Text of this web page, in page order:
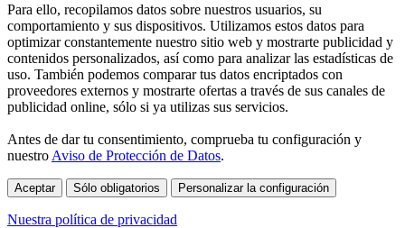
Para ello, recopilamos datos sobre nuestros usuarios, su
comportamiento y sus dispositivos. Utilizamos estos datos para
optimizar constantemente nuestro sitio web y mostrarte publicidad y
contenidos personalizados, así como para analizar las estadísticas de
uso. También podemos comparar tus datos encriptados con
proveedores externos y mostrarte ofertas a través de sus canales de
publicidad online, sólo si ya utilizas sus servicios.
Antes de dar tu consentimiento, comprueba tu configuración y
nuestro Aviso de Protección de Datos.
Aceptar Sólo obligatorios Personalizar la configuración
Nuestra política de privacidad